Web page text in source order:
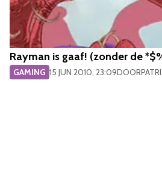
Rayman is gaaf! (zonder de
GAMING 15 JUN 2010, 23:09DOOR